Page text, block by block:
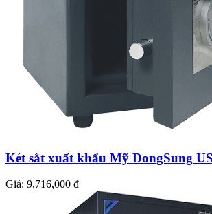
Két sắt xuất khẩu Mỹ DongSung
Giá: 9,716,000 đ